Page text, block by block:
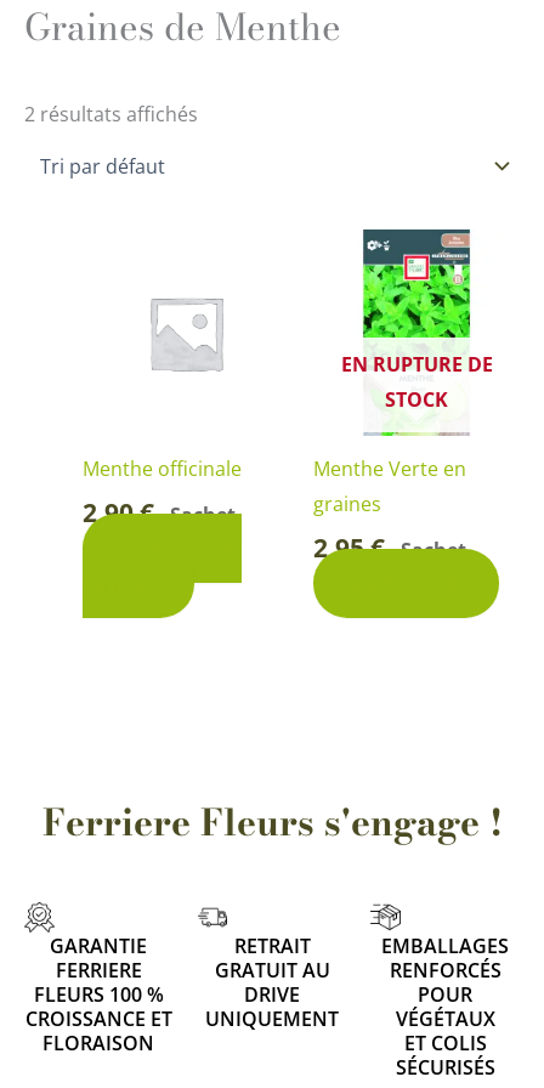
Graines de Menthe
2 résultats affichés
Menthe officinale
2,90€-Sachet
EN RUPTURE DE
STOCK
Menthe Verte en
graines
2,95€-Sachet
Ferriere Fleurs s'engage !
GARANTIE
FERRIERE
FLEURS 100 %
CROISSANCE ET
FLORAISON
RETRAIT
GRATUIT AU
DRIVE
UNIQUEMENT
EMBALLAGES
RENFORCÉS
POUR
VÉGÉTAUX
ET COLIS
SÉCURISÉS